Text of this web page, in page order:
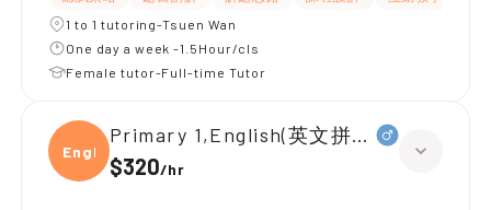
1 to 1 tutoring-Tsuen Wan
One day a week -1.5Hour/cls
Female tutor-Full-time Tutor
Engli
Primary 1,English(英文拼音)
$320/hr